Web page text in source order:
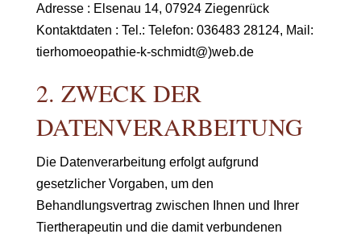
Adresse : Elsenau 14, 07924 Ziegenrück
Kontaktdaten : Tel.: Telefon: 036483 28124, Mail:
tierhomoeopathie-k-schmidt@)web.de
2. ZWECK DER
DATENVERARBEITUNG
Die Datenverarbeitung erfolgt aufgrund
gesetzlicher Vorgaben, um den
Behandlungsvertrag zwischen Ihnen und Ihrer
Tiertherapeutin und die damit verbundenen